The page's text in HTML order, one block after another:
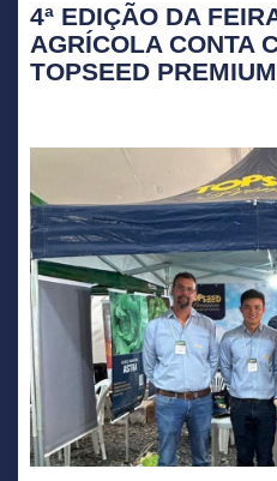
4ª EDIÇÃO DA
AGRÍCOLA CONTA
TOPSEED PREMIUM